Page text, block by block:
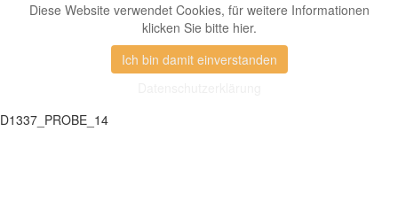
Diese Website verwendet Cookies, für weitere Informationen
klicken Sie bitte hier.
Ich bin damit einverstanden